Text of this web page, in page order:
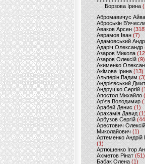
Борзова Ірина
Абромавичус
Аброськін
Аваков Арсен
Аврамов Іван (7)
Адамовський
Адаріч Олександр
Азаров Микола
Азаров Олексій (9)
Акименко
Акімова Ірина(13)
Альперін Вадим (3)
Андрієвський
Андрушко Сергій
Апостол Михайло
Ар'єв Володимир
Арабей Денис(1)
Арахамія Давид (1)
Арбузов Сергій
Арестович Олексій
Миколайович(1)
Артеменко Андрій
(1)
Артюшенко Ігор
Ахметов Рінат(51)
Бабак Олена(1)